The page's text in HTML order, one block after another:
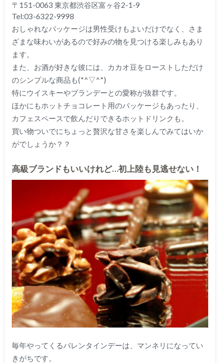
〒151-0063 東京都渋谷区富ヶ谷2-1-9
Tel:03-6322-9998
おしゃれなパッケージは男性受けもよいだけでなく、さま
ざまな味わいがあるので好みの物を見つける楽しみもあり
ます。
また、お酒が好きな彼には、カカオ豆をローストしただけ
のシンプルな商品も(*^▽^*)
特にウイスキーやブランデーとの愛称が抜群です。
ほかにもホットチョコレート用のパッケージもあったり、
カフェスペースで飲んだりできるホットドリンクも。
買い物ついでにちょっと贅沢な甘さを楽しんでみてはいか
がでしょうか？？
高級ブランドもいいけれど…初上陸も見逃せない！
毎年やってくるバレンタインデーは、マンネリになってい
きがちです。